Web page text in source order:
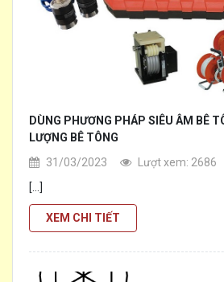
DÙNG PHƯƠNG PHÁP SIÊU ÂM BÊ
LƯỢNG BÊ TÔNG
31/03/2023
Lượt xem: 2686
[...]
XEM CHI TIẾT